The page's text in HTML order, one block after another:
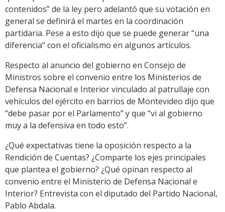
contenidos” de la ley pero adelantó que su votación en
general se definirá el martes en la coordinación
partidaria. Pese a esto dijo que se puede generar “una
diferencia” con el oficialismo en algunos artículos.
Respecto al anuncio del gobierno en Consejo de
Ministros sobre el convenio entre los Ministerios de
Defensa Nacional e Interior vinculado al patrullaje con
vehículos del ejército en barrios de Montevideo dijo que
“debe pasar por el Parlamento” y que “vi al gobierno
muy a la defensiva en todo esto”.
¿Qué expectativas tiene la oposición respecto a la
Rendición de Cuentas? ¿Comparte los ejes principales
que plantea el gobierno? ¿Qué opinan respecto al
convenio entre el Ministerio de Defensa Nacional e
Interior? Entrevista con el diputado del Partido Nacional,
Pablo Abdala.